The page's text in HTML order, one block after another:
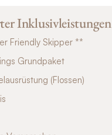
Inklusivleistungen
Friendly Skipper **
Grundpaket
(Flossen)